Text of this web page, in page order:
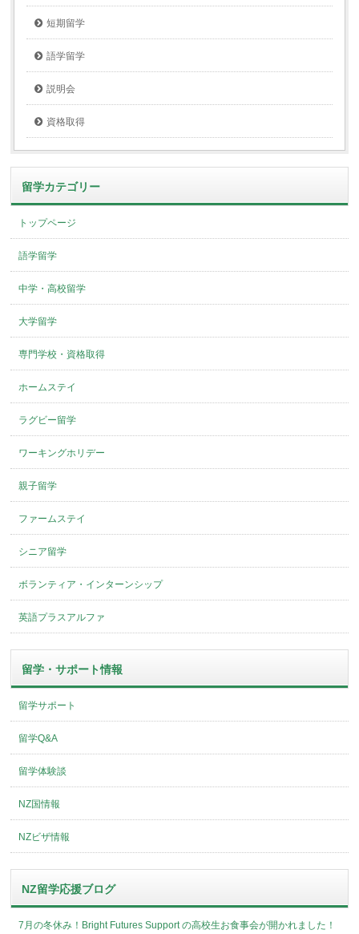
短期留学
語学留学
説明会
資格取得
留学カテゴリー
トップページ
語学留学
中学・高校留学
大学留学
専門学校・資格取得
ホームステイ
ラグビー留学
ワーキングホリデー
親子留学
ファームステイ
シニア留学
ボランティア・インターンシップ
英語プラスアルファ
留学・サポート情報
留学サポート
留学Q&A
留学体験談
NZ国情報
NZビザ情報
NZ留学応援ブログ
7月の冬休み！Bright Futures Support の高校生お食事会が開かれました！